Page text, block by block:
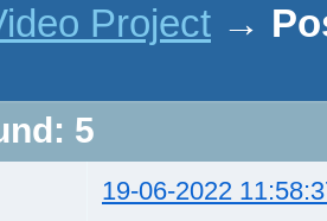
Project →
5
19-06-2022